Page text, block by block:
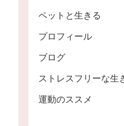
ペットと生きる
プロフィール
ブログ
ストレスフリーな生
運動のススメ